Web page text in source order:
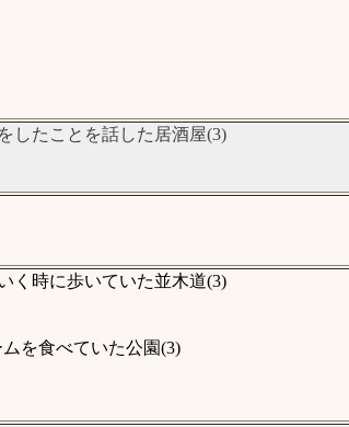
したことを話した居酒屋(3)
く時に歩いていた並木道(3)
を食べていた公園(3)